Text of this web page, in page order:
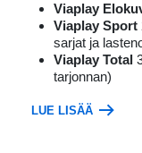
Viaplay
Viaplay Sport
sarjat ja
Viaplay Total
tarjonnan)
LUE LISÄÄ